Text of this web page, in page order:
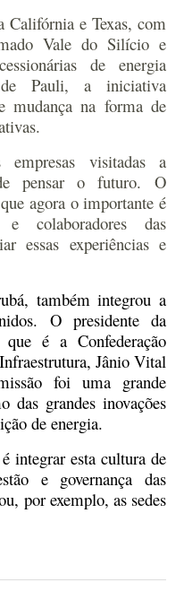
Califórnia e Texas, com
Vale do Silício e
de energia
Pauli, a iniciativa
mudança na forma de
empresas visitadas a
pensar o futuro. O
agora o importante é
colaboradores das
essas experiências e
também integrou a
O presidente da
que é aConfederação
Jânio Vital
foi uma grande
das grandes inovações
de energia.
é integrar esta cultura de
e governança das
por exemplo, as sedes